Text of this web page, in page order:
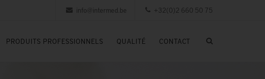
+32(0)2 660 50 75
info@intermed.be
PRODUITS PROFESSIONNELS QUALITÉ CONTACT